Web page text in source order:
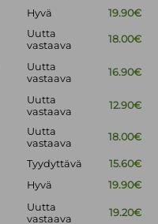
Hyvä 19.90€
Uutta
vastaava
18.00€
Uutta
vastaava
16.90€
Uutta
vastaava
12.90€
Uutta
vastaava
18.00€
Tyydyttävä
15.60€
Hyvä
19.90€
Uutta
vastaava
19.20€